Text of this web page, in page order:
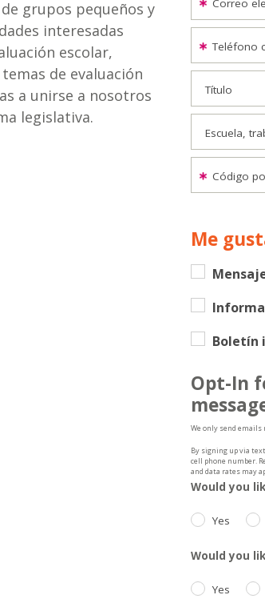
grupos pequeños y
interesadas
escolar,
de evaluación
a unirse a nosotros
legislativa.
Correo
Teléfono
Título
Escuela,
Código
Me
Boletín
Opt-In
We only send
By signing up via
cell phone number.
and data rates may
Would you
Yes
Would you
Yes